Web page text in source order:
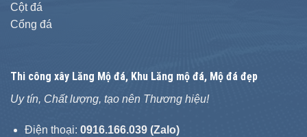
Cột đá
Cổng đá
Thi công xây Lăng Mộ đá, Khu Lăng mộ đá, Mộ đá đẹp
Uy tín, Chất lượng, tạo nên Thương hiệu!
Điện thoại: 0916.166.039 (Zalo)